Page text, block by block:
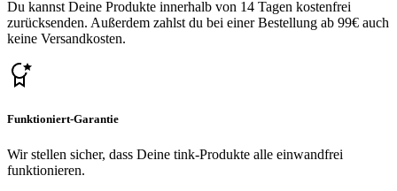
Du kannst Deine Produkte innerhalb von 14 Tagen kostenfrei
zurücksenden. Außerdem zahlst du bei einer Bestellung ab 99€ auch
keine Versandkosten.
Funktioniert-Garantie
Wir stellen sicher, dass Deine tink-Produkte alle einwandfrei
funktionieren.